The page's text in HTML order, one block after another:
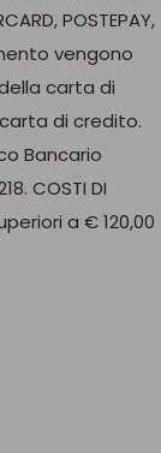
Per un
POSTEPAY,
vengono
carta di
di credito.
Bancario
COSTI DI
a € 120,00